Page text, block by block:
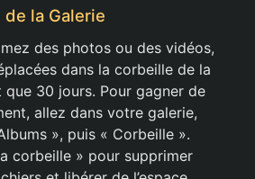
la Galerie
des photos ou des vidéos,
dans la corbeille de la
que 30 jours. Pour gagner de
allez dans votre galerie,
», puis « Corbeille ».
corbeille » pour supprimer